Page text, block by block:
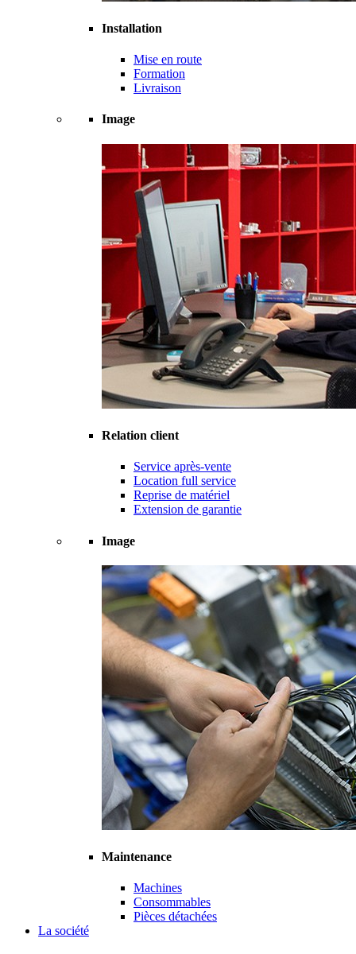
Installation
Mise en route
Formation
Livraison
Image
Relation client
Service après-vente
Location full service
Reprise de matériel
Extension de garantie
Image
Maintenance
Machines
Consommables
Pièces détachées
La société